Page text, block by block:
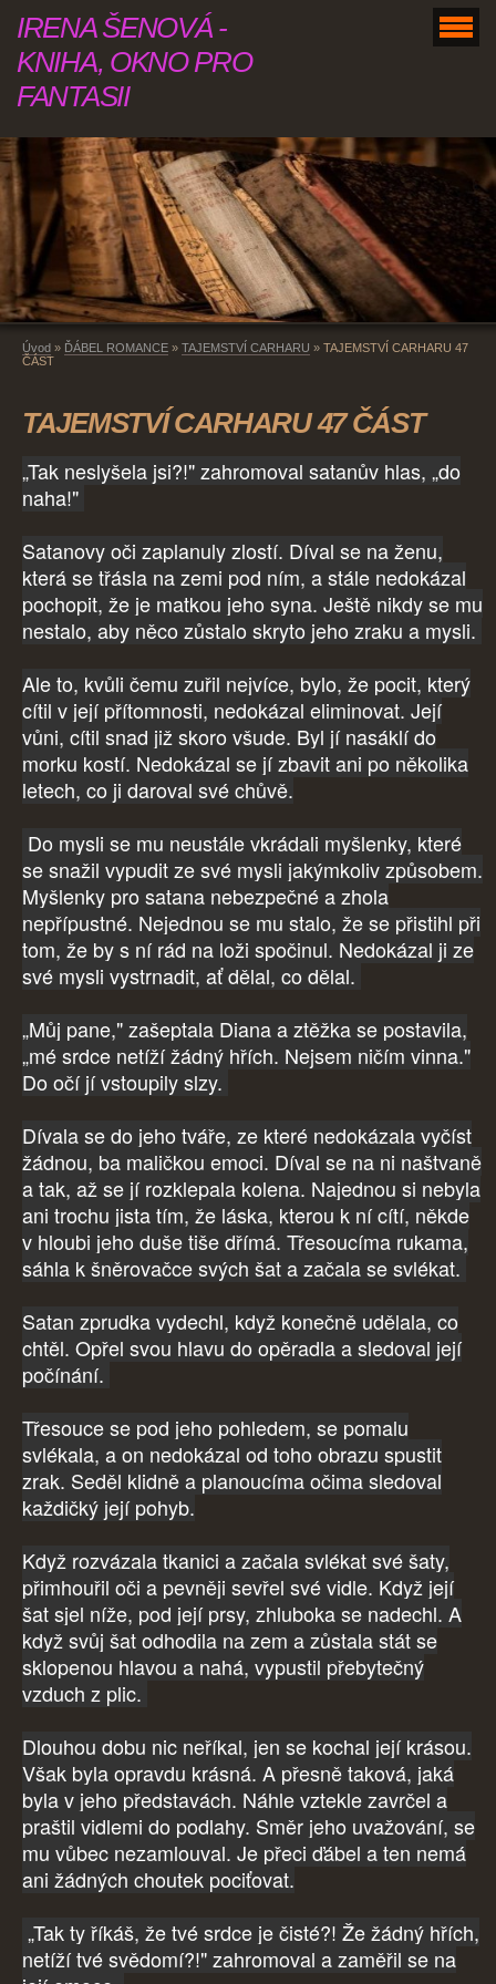
IRENA ŠENOVÁ -
KNIHA, OKNO PRO
FANTASII
Úvod » ĎÁBEL ROMANCE » TAJEMSTVÍ CARHARU » TAJEMSTVÍ CARHARU 47
ČÁST
TAJEMSTVÍ CARHARU 47 ČÁST
„Tak neslyšela jsi?!" zahromoval satanův hlas, „do
naha!"
Satanovy oči zaplanuly zlostí. Díval se na ženu,
která se třásla na zemi pod ním, a stále nedokázal
pochopit, že je matkou jeho syna. Ještě nikdy se mu
nestalo, aby něco zůstalo skryto jeho zraku a mysli.
Ale to, kvůli čemu zuřil nejvíce, bylo, že pocit, který
cítil v její přítomnosti, nedokázal eliminovat. Její
vůni, cítil snad již skoro všude. Byl jí nasáklí do
morku kostí. Nedokázal se jí zbavit ani po několika
letech, co ji daroval své chůvě.
Do mysli se mu neustále vkrádali myšlenky, které
se snažil vypudit ze své mysli jakýmkoliv způsobem.
Myšlenky pro satana nebezpečné a zhola
nepřípustné. Nejednou se mu stalo, že se přistihl při
tom, že by s ní rád na loži spočinul. Nedokázal ji ze
své mysli vystrnadit, ať dělal, co dělal.
„Můj pane," zašeptala Diana a ztěžka se postavila,
„mé srdce netíží žádný hřích. Nejsem ničím vinna."
Do očí jí vstoupily slzy.
Dívala se do jeho tváře, ze které nedokázala vyčíst
žádnou, ba maličkou emoci. Díval se na ni naštvaně
a tak, až se jí rozklepala kolena. Najednou si nebyla
ani trochu jista tím, že láska, kterou k ní cítí, někde
v hloubi jeho duše tiše dřímá. Třesoucíma rukama,
sáhla k šněrovačce svých šat a začala se svlékat.
Satan zprudka vydechl, když konečně udělala, co
chtěl. Opřel svou hlavu do opěradla a sledoval její
počínání.
Třesouce se pod jeho pohledem, se pomalu
svlékala, a on nedokázal od toho obrazu spustit
zrak. Seděl klidně a planoucíma očima sledoval
každičký její pohyb.
Když rozvázala tkanici a začala svlékat své šaty,
přimhouřil oči a pevněji sevřel své vidle. Když její
šat sjel níže, pod její prsy, zhluboka se nadechl. A
když svůj šat odhodila na zem a zůstala stát se
sklopenou hlavou a nahá, vypustil přebytečný
vzduch z plic.
Dlouhou dobu nic neříkal, jen se kochal její krásou.
Však byla opravdu krásná. A přesně taková, jaká
byla v jeho představách. Náhle vztekle zavrčel a
praštil vidlemi do podlahy. Směr jeho uvažování, se
mu vůbec nezamlouval. Je přeci ďábel a ten nemá
ani žádných choutek pociťovat.
„Tak ty říkáš, že tvé srdce je čisté?! Že žádný hřích,
netíží tvé svědomí?!" zahromoval a zaměřil se na